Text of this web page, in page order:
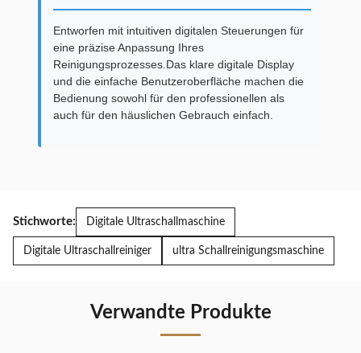
Entworfen mit intuitiven digitalen Steuerungen für
eine präzise Anpassung Ihres
Reinigungsprozesses.Das klare digitale Display
und die einfache Benutzeroberfläche machen die
Bedienung sowohl für den professionellen als
auch für den häuslichen Gebrauch einfach.
Stichworte: Digitale Ultraschallmaschine
Digitale Ultraschallreiniger ultra Schallreinigungsmaschine
Verwandte Produkte